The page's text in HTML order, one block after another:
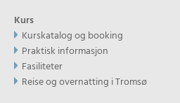
Kurs
Kurskatalog og booking
Praktisk informasjon
Fasiliteter
Reise og overnatting i Tromsø